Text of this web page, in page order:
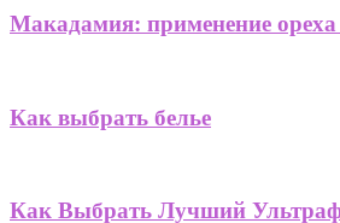
Макадамия: применение
Как выбрать белье
Как Выбрать Лучший